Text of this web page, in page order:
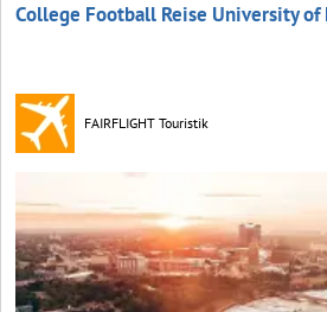
College Football Reise University
FAIRFLIGHT Touristik